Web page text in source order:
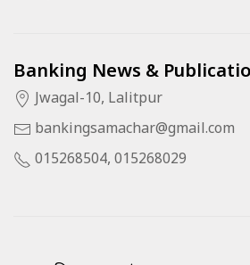
Banking News &
Jwagal-10, Lalitpur
bankingsamachar@gmail.com
015268504, 015268029